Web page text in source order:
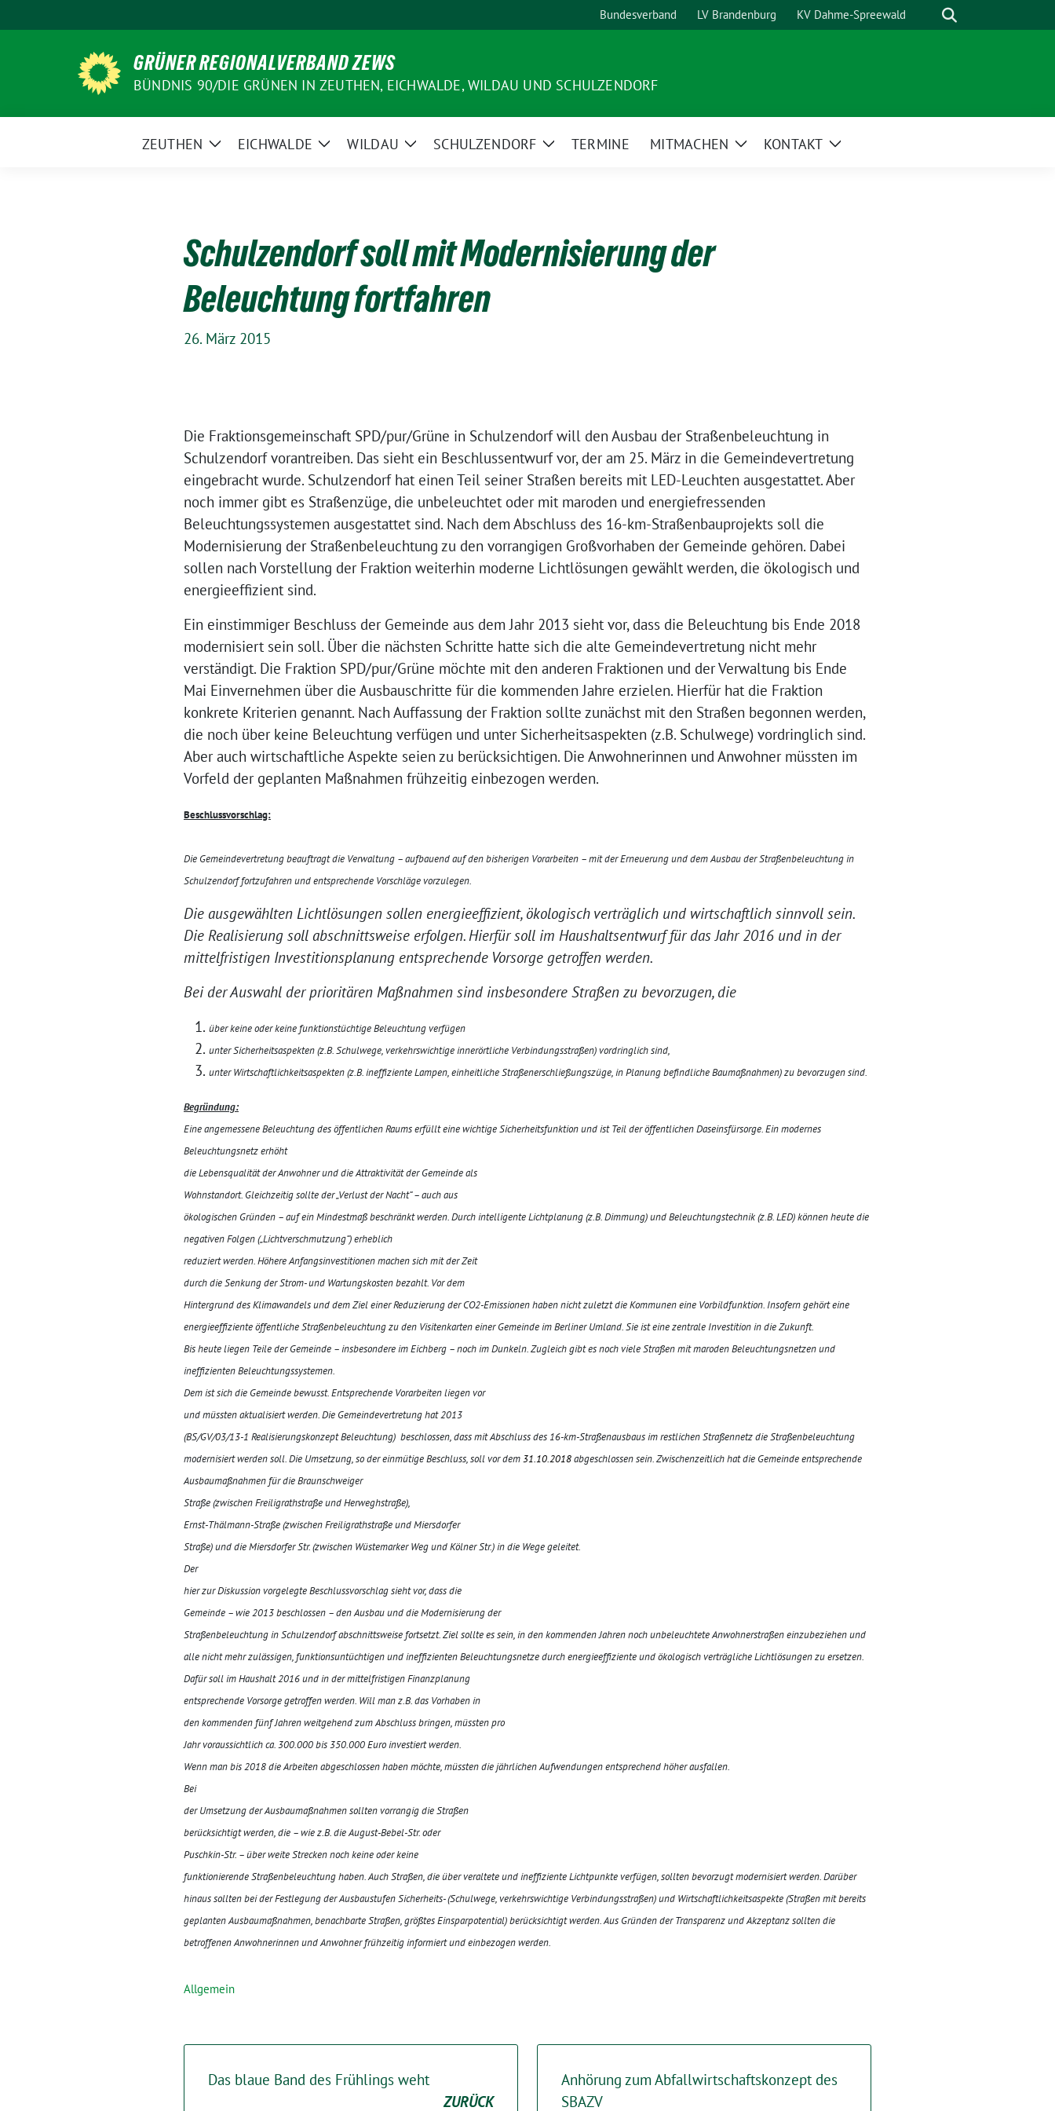
zum
Bundesverband LV Brandenburg KV Dahme-Spreewald Suche
GRÜNER REGIONALVERBAND ZEWS
BÜNDNIS 90/DIE GRÜNEN IN ZEUTHEN, EICHWALDE, WILDAU UND SCHULZENDORF
ZEUTHEN
ZeigeEICHWALDE
ZeigeWILDAU
ZeigeSCHULZENDORF
ZeigeTERMINE MITMACHEN
ZeigeKONTAKT
Zeige
Schulzendorf soll mit Modernisierung der
Beleuchtung fortfahren
26. März 2015
Die Fraktionsgemeinschaft SPD/pur/Grüne in Schulzendorf will den Ausbau der Straßenbeleuchtung in
Schulzendorf vorantreiben. Das sieht ein Beschlussentwurf vor, der am 25. März in die Gemeindevertretung
eingebracht wurde. Schulzendorf hat einen Teil seiner Straßen bereits mit LED-Leuchten ausgestattet. Aber
noch immer gibt es Straßenzüge, die unbeleuchtet oder mit maroden und energiefressenden
Beleuchtungssystemen ausgestattet sind. Nach dem Abschluss des 16-km-Straßenbauprojekts soll die
Modernisierung der Straßenbeleuchtung zu den vorrangigen Großvorhaben der Gemeinde gehören. Dabei
sollen nach Vorstellung der Fraktion weiterhin moderne Lichtlösungen gewählt werden, die ökologisch und
energieeffizient sind.
Ein einstimmiger Beschluss der Gemeinde aus dem Jahr 2013 sieht vor, dass die Beleuchtung bis Ende 2018
modernisiert sein soll. Über die nächsten Schritte hatte sich die alte Gemeindevertretung nicht mehr
verständigt. Die Fraktion SPD/pur/Grüne möchte mit den anderen Fraktionen und der Verwaltung bis Ende
Mai Einvernehmen über die Ausbauschritte für die kommenden Jahre erzielen. Hierfür hat die Fraktion
konkrete Kriterien genannt. Nach Auffassung der Fraktion sollte zunächst mit den Straßen begonnen werden,
die noch über keine Beleuchtung verfügen und unter Sicherheitsaspekten (z.B. Schulwege) vordringlich sind.
Aber auch wirtschaftliche Aspekte seien zu berücksichtigen. Die Anwohnerinnen und Anwohner müssten im
Vorfeld der geplanten Maßnahmen frühzeitig einbezogen werden.
Beschlussvorschlag:
Die Gemeindevertretung beauftragt die Verwaltung – aufbauend auf den bisherigen Vorarbeiten – mit der Erneuerung und dem Ausbau der Straßenbeleuchtung in
Schulzendorf fortzufahren und entsprechende Vorschläge vorzulegen.
Die ausgewählten Lichtlösungen sollen energieeffizient, ökologisch verträglich und wirtschaftlich sinnvoll sein.
Die Realisierung soll abschnittsweise erfolgen. Hierfür soll im Haushaltsentwurf für das Jahr 2016 und in der
mittelfristigen Investitionsplanung entsprechende Vorsorge getroffen werden.
Bei der Auswahl der prioritären Maßnahmen sind insbesondere Straßen zu bevorzugen, die
über keine oder keine funktionstüchtige Beleuchtung verfügen
unter Sicherheitsaspekten (z.B. Schulwege, verkehrswichtige innerörtliche Verbindungsstraßen) vordringlich sind,
unter Wirtschaftlichkeitsaspekten (z.B. ineffiziente Lampen, einheitliche Straßenerschließungszüge, in Planung befindliche Baumaßnahmen) zu bevorzugen sind.
Begründung:
Eine angemesseneBeleuchtung des öffentlichen Raums erfüllt eine wichtige Sicherheitsfunktion und ist Teil der öffentlichen Daseinsfürsorge. Ein modernes
Beleuchtungsnetz erhöht
die Lebensqualität der Anwohner und die Attraktivität der Gemeinde als
Wohnstandort. Gleichzeitig sollte der „Verlust der Nacht“ – auch aus
ökologischen Gründen – auf ein Mindestmaß beschränkt werden. Durch intelligente Lichtplanung (z.B. Dimmung) und Beleuchtungstechnik (z.B. LED) können heute die
negativen Folgen („Lichtverschmutzung“) erheblich
reduziert werden. Höhere Anfangsinvestitionen machen sich mit der Zeit
durch die Senkung der Strom- und Wartungskosten bezahlt. Vor dem
Hintergrund des Klima­wandels und dem Ziel einer Reduzierung der CO2-Emissionen haben nicht zuletzt die Kommunen eine Vorbildfunktion. Insofern gehört eine
energieeffiziente öffentliche Straßenbeleuchtung zu den Visitenkarten einer Gemeinde im Berliner Umland. Sie ist eine zentrale Investition in die Zukunft.
Bis heute liegen Teile der Gemeinde – insbesondere im Eichberg – noch im Dunkeln. Zugleich gibt es noch viele Straßen mit marodenBeleuchtungsnetzen und
ineffizienten Beleuchtungssystemen.
Dem ist sich die Gemeinde bewusst. Entsprechende Vorarbeiten liegen vor
und müssten aktualisiert werden. Die Gemeindevertretung hat 2013
(BS/GV/03/13-1 RealisierungskonzeptBeleuchtung) beschlossen, dass mit Abschluss des 16-km-Straßenausbaus im restlichen Straßennetz die Straßenbeleuchtung
modernisiert werden soll. Die Umsetzung, so der einmütige Beschluss, soll vor dem31.10.2018abgeschlossen sein. Zwischenzeitlich hat die Gemeinde entsprechende
Ausbaumaßnahmen für dieBraunschweiger
Straße (zwischen Freiligrathstraße und Herweghstraße),
Ernst-Thälmann-Straße (zwischen Freiligrathstraße und Miersdorfer
Straße) und die Miersdorfer Str. (zwischen Wüstemarker Weg und Kölner Str.) in die Wege geleitet.
Der
hier zur Diskussion vorgelegte Beschlussvorschlag sieht vor, dass die
Gemeinde – wie 2013 beschlossen – den Ausbau und die Modernisierung der
Straßenbeleuchtung in Schulzendorf abschnittsweise fortsetzt. Ziel sollte es sein, in den kommenden Jahren noch unbeleuchtete Anwohnerstraßen einzubeziehen und
alle nicht mehr zulässigen, funktionsuntüchtigen und ineffizientenBeleuchtungsnetze durch energieeffiziente und ökologisch verträgliche Lichtlösungen zu ersetzen.
Dafür soll im Haushalt 2016 und in der mittelfristigen Finanzplanung
entsprechende Vorsorge getroffen werden. Will man z.B. das Vorhaben in
den kommenden fünf Jahren weitgehend zum Abschluss bringen, müssten pro
Jahr voraussichtlich ca. 300.000 bis 350.000 Euro investiert werden.
Wenn man bis 2018 die Arbeiten abgeschlossen haben möchte, müssten die jährlichen Aufwendungen entsprechend höher ausfallen.
Bei
der Umsetzung der Ausbaumaßnahmen sollten vorrangig die Straßen
berücksichtigt werden, die – wie z.B. die August-Bebel-Str. oder
Puschkin-Str. – über weite Strecken noch keine oder keine
funktionierende Straßenbeleuchtung haben. Auch Straßen, die über veraltete und ineffiziente Lichtpunkte verfügen, sollten bevorzugt modernisiert werden. Darüber
hinaus sollten bei der Festlegung der Ausbaustufen Sicherheits- (Schulwege, verkehrswichtige Verbindungsstraßen) und Wirtschaftlichkeitsaspekte (Straßen mit bereits
geplanten Ausbaumaßnahmen, benachbarte Straßen, größtes Einsparpotential) berücksichtigt werden. Aus Gründen der Transparenz und Akzeptanz sollten die
betroffenen Anwohnerinnen und Anwohner frühzeitig informiert und einbezogen werden.
Allgemein
Das blaue Band des Frühlings weht
ZURÜCK
Anhörung zum Abfallwirtschaftskonzept des
SBAZV